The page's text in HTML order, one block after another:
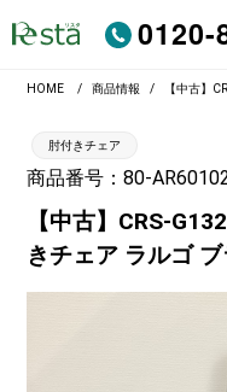
0120-
HOME 商品情報 【中古】
肘付きチェア
商品番号：80-
【中古】CRS-
きチェア ラルゴ